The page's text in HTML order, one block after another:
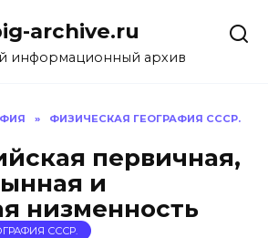
archive.ru
информационный архив
» ФИЗИЧЕСКАЯ ГЕОГРАФИЯ СССР.
первичная,
и
низменность
СССР.